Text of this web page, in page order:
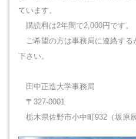
ています。
購読料は2年間で2,000円です。
ご希望の方は事務局に連絡する
下さい。
田中正造大学事務局
〒327-0001
栃木県佐野市小中町932（坂原辰